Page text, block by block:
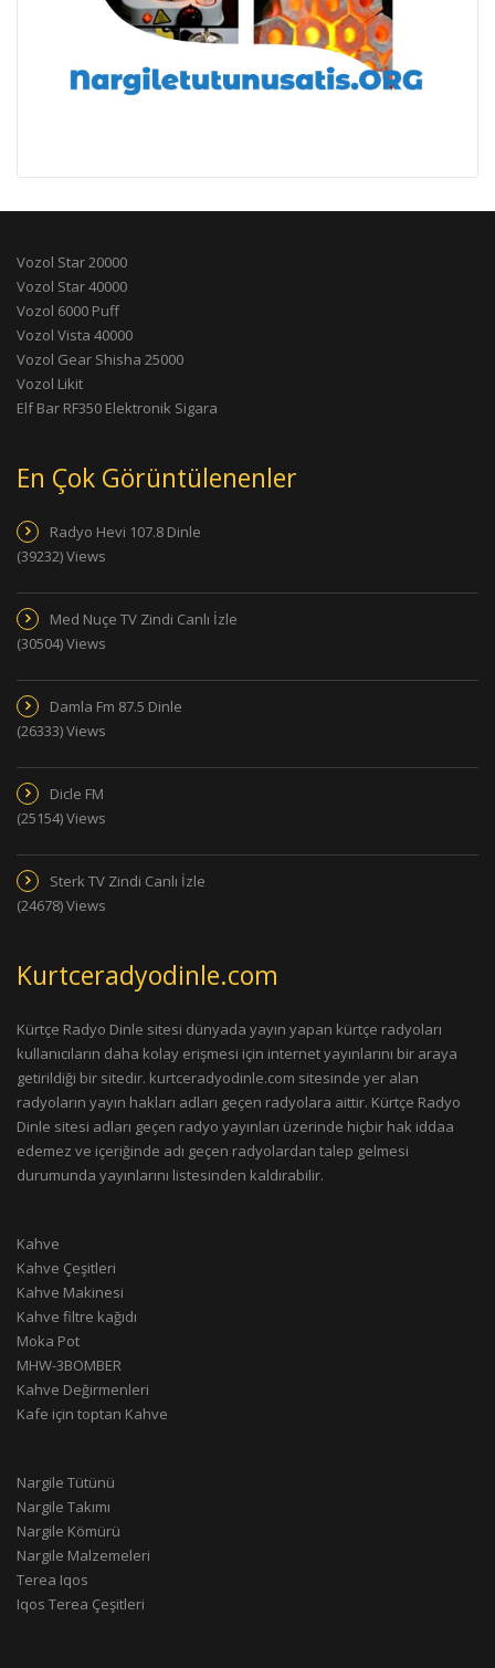
Vozol Star 20000
Vozol Star 40000
Vozol 6000 Puff
Vozol Vista 40000
Vozol Gear Shisha 25000
Vozol Likit
Elf Bar RF350 Elektronik Sigara
En Çok Görüntülenenler
Radyo Hevi 107.8 Dinle
(39232) Views
Med Nuçe TV Zindi Canlı İzle
(30504) Views
Damla Fm 87.5 Dinle
(26333) Views
Dicle FM
(25154) Views
Sterk TV Zindi Canlı İzle
(24678) Views
Kurtceradyodinle.com
Kürtçe Radyo Dinle sitesi dünyada yayın yapan kürtçe radyoları
kullanıcıların daha kolay erişmesi için internet yayınlarını bir araya
getirildiği bir sitedir. kurtceradyodinle.com sitesinde yer alan
radyoların yayın hakları adları geçen radyolara aittir. Kürtçe Radyo
Dinle sitesi adları geçen radyo yayınları üzerinde hiçbir hak iddaa
edemez ve içeriğinde adı geçen radyolardan talep gelmesi
durumunda yayınlarını listesinden kaldırabilir.
Kahve
Kahve Çeşitleri
Kahve Makinesi
Kahve filtre kağıdı
Moka Pot
MHW-3BOMBER
Kahve Değirmenleri
Kafe için toptan Kahve
Nargile Tütünü
Nargile Takımı
Nargile Kömürü
Nargile Malzemeleri
Terea Iqos
Iqos Terea Çeşitleri